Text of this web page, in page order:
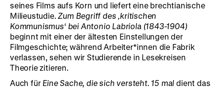
seines Films aufs Korn und liefert eine brechtianische
Milieustudie.Zum Begriff des ‚kritischen
Kommunismus‘ bei Antonio Labriola (1843-1904)
beginnt mit einer der ältesten Einstellungen der
Filmgeschichte; während Arbeiter*innen die Fabrik
verlassen, sehen wir Studierende in Lesekreisen
Theorie zitieren.
Auch für Eine Sache, die sich versteht. 15 mal dient das